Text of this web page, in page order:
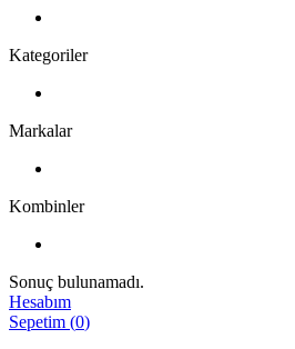
Kategoriler
Markalar
Kombinler
Sonuç bulunamadı.
Hesabım
Sepetim (0)